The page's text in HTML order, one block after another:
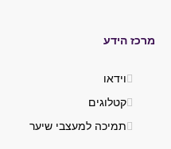
מרכז הידע
וידאו
קטלוגים
תמיכה למעצבי שיער